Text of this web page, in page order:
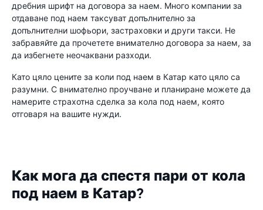
дребния шрифт на договора за наем. Много компании за
отдаване под наем таксуват допълнително за
допълнителни шофьори, застраховки и други такси. Не
забравяйте да прочетете внимателно договора за наем, за
да избегнете неочаквани разходи.
Като цяло цените за коли под наем в Катар като цяло са
разумни. С внимателно проучване и планиране можете да
намерите страхотна сделка за кола под наем, която
отговаря на вашите нужди.
Как мога да спестя пари от кола
под наем в Катар?